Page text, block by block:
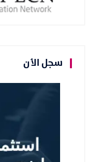
سجل الأن